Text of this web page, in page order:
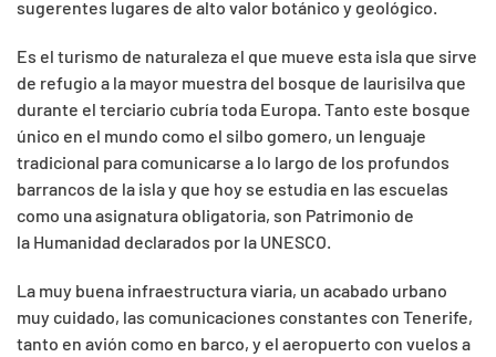
sugerentes lugares de alto valor botánico y geológico.
Es el turismo de naturaleza el que mueve esta isla que sirve
de refugio a la mayor muestra del bosque de laurisilva que
durante el terciario cubría toda Europa. Tanto este bosque
único en el mundo como el silbo gomero, un lenguaje
tradicional para comunicarse a lo largo de los profundos
barrancos de la isla y que hoy se estudia en las escuelas
como una asignatura obligatoria, son Patrimonio de
la Humanidad declarados por la UNESCO.
La muy buena infraestructura viaria, un acabado urbano
muy cuidado, las comunicaciones constantes con Tenerife,
tanto en avión como en barco, y el aeropuerto con vuelos a